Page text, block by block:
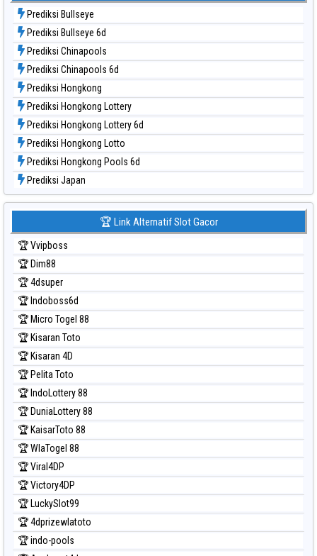
Data Togel Sydney Lotto
Data Togel Sydney Pools 6d
Data Togel Taipei
Data Togel Taiwan
Prediksi Bullseye
Prediksi Bullseye 6d
Prediksi Chinapools
Prediksi Chinapools 6d
Prediksi Hongkong
Prediksi Hongkong Lottery
Prediksi Hongkong Lottery 6d
Prediksi Hongkong Lotto
Prediksi Hongkong Pools 6d
Prediksi Japan
Prediksi Japan 6d
Prediksi Kuda Lari
Prediksi Magnum Cambodia
Prediksi Nagoya
Prediksi North Carolina Day
Prediksi Pcso
Prediksi Sao Paulo
Prediksi Singapore
Prediksi Sydney
Prediksi Sydney Lottery
Prediksi Sydney Lottery 6d
Prediksi Sydney Lotto
Prediksi Sydney Pools 6d
Prediksi Taipei
Prediksi Taiwan
🏆 Link Alternatif Slot Gacor
🏆 Vvipboss
🏆 Dim88
🏆 4dsuper
🏆 Indoboss6d
🏆 Micro Togel 88
🏆 Kisaran Toto
🏆 Kisaran 4D
🏆 Pelita Toto
🏆 IndoLottery 88
🏆 DuniaLottery 88
🏆 KaisarToto 88
🏆 WlaTogel 88
🏆 Viral4DP
🏆 Victory4DP
🏆 LuckySlot99
🏆 4dprizewlatoto
🏆 indo-pools